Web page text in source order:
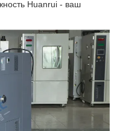
Huanrui - ваш